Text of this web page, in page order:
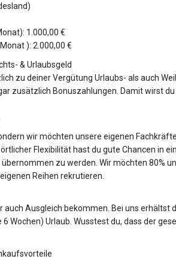
1.000,00 €
): 2.000,00 €
& Urlaubsgeld
zu deiner Vergütung Urlaubs- als auch
zusätzlich Bonuszahlungen. Damit wirst
wir möchten unsere eigenen
Flexibilität hast du gute Chancen in
zu werden. Wir möchten 80%
Reihen rekrutieren.
auch Ausgleich bekommen. Bei uns erhältst
Wochen) Urlaub. Wusstest du, dass der